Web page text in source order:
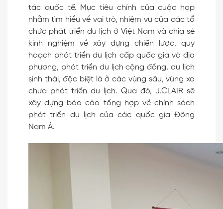
tác quốc tế. Mục tiêu chính của cuộc họp
nhằm tìm hiểu về vai trò, nhiệm vụ của các tổ
chức phát triển du lịch ở Việt Nam và chia sẻ
kinh nghiệm về xây dựng chiến lược, quy
hoạch phát triển du lịch cấp quốc gia và địa
phương, phát triển du lịch cộng đồng, du lịch
sinh thái, đặc biệt là ở các vùng sâu, vùng xa
chưa phát triển du lịch. Qua đó, J.CLAIR sẽ
xây dựng báo cáo tổng hợp về chính sách
phát triển du lịch của các quốc gia Đông
Nam Á.